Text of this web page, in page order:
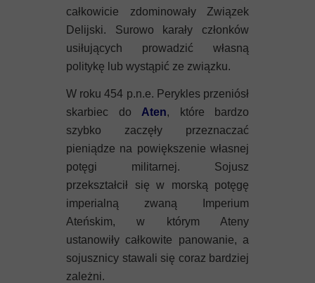
całkowicie zdominowały Związek
Delijski. Surowo karały członków
usiłujących prowadzić własną
politykę lub wystąpić ze związku.
W roku 454 p.n.e. Perykles przeniósł
skarbiec do Aten, które bardzo
szybko zaczęły przeznaczać
pieniądze na powiększenie własnej
potęgi militarnej. Sojusz
przekształcił się w morską potęgę
imperialną zwaną Imperium
Ateńskim, w którym Ateny
ustanowiły całkowite panowanie, a
sojusznicy stawali się coraz bardziej
zależni.